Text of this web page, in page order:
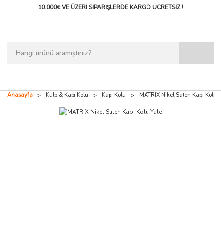
10.000₺ VE ÜZERİ SİPARİŞLERDEKARGO ÜCRETSİZ !
Anasayfa Kulp & Kapı Kolu Kapı Kolu MATRIX Nikel Saten Kapı Kolu